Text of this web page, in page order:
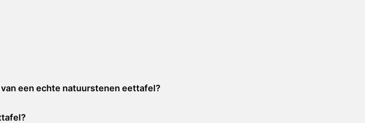
een echte natuurstenen eettafel?